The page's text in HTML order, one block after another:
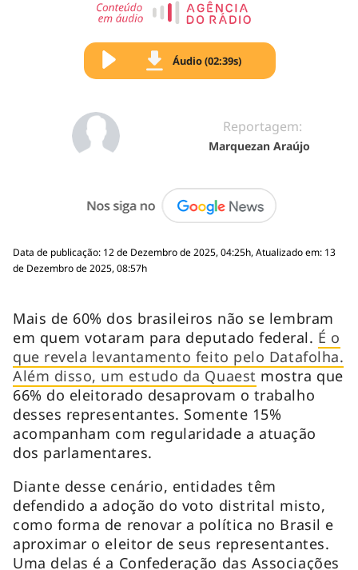
Áudio (02:39s)
Reportagem:
Marquezan Araújo
Data de publicação: 12 de Dezembro de 2025, 04:25h, Atualizado em: 13
de Dezembro de 2025, 08:57h
Mais de 60% dos brasileiros não se lembram
em quem votaram para deputado federal. É o
que revela levantamento feito pelo Datafolha.
Além disso, um estudo da Quaest mostra que
66% do eleitorado desaprovam o trabalho
desses representantes. Somente 15%
acompanham com regularidade a atuação
dos parlamentares.
Diante desse cenário, entidades têm
defendido a adoção do voto distrital misto,
como forma de renovar a política no Brasil e
aproximar o eleitor de seus representantes.
Uma delas é a Confederação das Associações